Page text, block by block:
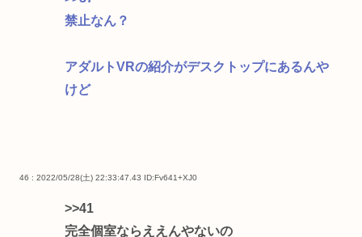
禁止なん？
アダルトVRの紹介がデスクトップにあるんや
けど
46 : 2022/05/28(土) 22:33:47.43 ID:Fv641+XJ0
>>41
完全個室ならええんやないの